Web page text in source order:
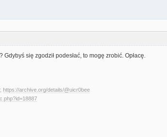
się zgodził podesłać, to mogę zrobić. Opłacę.
; https://archive.org/details/@uicr0bee